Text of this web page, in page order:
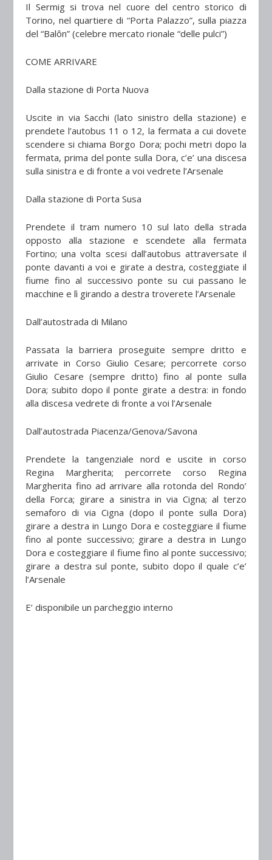
Il Sermig si trova nel cuore del centro storico di
Torino, nel quartiere di “Porta Palazzo”,sulla piazza
del “Balôn” (celebre mercato rionale “delle pulci”)
COME ARRIVARE
Dalla stazione di Porta Nuova
Uscite in via Sacchi (lato sinistro della stazione) e
prendete l’autobus 11 o 12, la fermata a cui dovete
scendere si chiama Borgo Dora; pochi metri dopo la
fermata, prima del ponte sulla Dora,c’e’ una discesa
sulla sinistra e di fronte a voivedrete l’Arsenale
Dalla stazione di Porta Susa
Prendete il tram numero 10sul lato della strada
opposto alla stazione e scendete alla fermata
Fortino; una volta scesi dall’autobus attraversate il
ponte davanti a voi e girate a destra,costeggiate il
fiume fino al successivo ponte su cui passano le
macchine e lì girando a destratroverete l’Arsenale
Dall’autostrada di Milano
Passata la barriera proseguite sempre dritto e
arrivate in Corso Giulio Cesare; percorrete corso
Giulio Cesare (sempre dritto) fino al ponte sulla
Dora; subito dopo il ponte girate a destra: in fondo
alla discesa vedretedi fronte a voi l’Arsenale
Dall’autostrada Piacenza/Genova/Savona
Prendete la tangenziale nord e uscite in corso
Regina Margherita; percorrete corso Regina
Margherita fino ad arrivare alla rotonda del Rondo’
della Forca; girare a sinistra in via Cigna; al terzo
semaforo di via Cigna (dopo il ponte sulla Dora)
girare a destrain Lungo Dora e costeggiare il fiume
fino al ponte successivo; girare a destra in Lungo
Dora ecosteggiare il fiume fino al ponte successivo;
girare a destra sul ponte, subito dopo il quale c’e’
l’Arsenale
E’ disponibile un parcheggio interno